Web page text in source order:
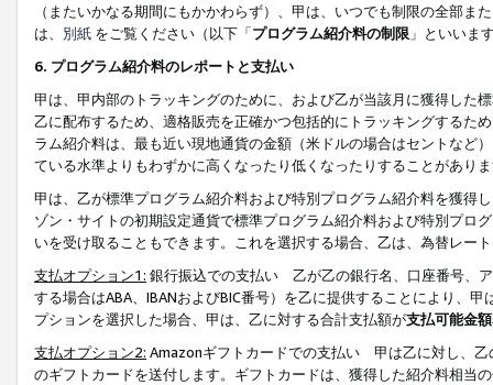
（またいかなる期間にもかかわらず）、甲は、いつでも制限の全部
は、 別紙 をご覧ください（以下「プログラム紹介料の制限 」といいま
6. プログラム紹介料のレポートと支払い
甲は、甲内部のトラッキングのために、および乙が当該月に獲得した
乙に配布するため、適格販売を正確かつ包括的にトラッキングするた
ラム紹介料は、最も近い現地通貨の金額（米ドルの場合はセントなど
ている水準よりもわずかに高くなったり低くなったりすることがあり
甲は、乙が標準プログラム紹介料および特別プログラム紹介料を獲得
ゾン・サイトの初期設定通貨で標準プログラム紹介料および特別プロ
いを受け取ることもできます。これを選択する場合、乙は、為替レー
支払オプション1: 銀行振込での支払い 乙が乙の銀行名、口座番号、
する場合はABA、IBANおよびBIC番号）を乙に提供することにより、
プションを選択した場合、甲は、乙に対する合計支払額が支払可能金
支払オプション2: Amazonギフトカードでの支払い 甲は乙に対し、乙
のギフトカードを送付します。ギフトカードは、獲得した紹介料相当